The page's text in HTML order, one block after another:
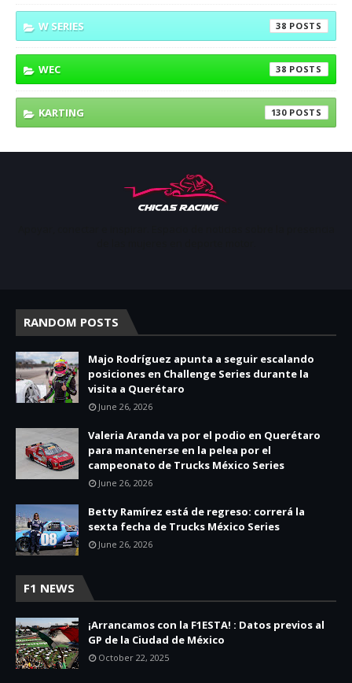
W SERIES 38
WEC 38
KARTING 130
RANDOM POSTS
Majo Rodríguez apunta a seguir escalando
posiciones en Challenge Series durante la
visita a Querétaro
June 26, 2026
Valeria Aranda va por el podio en Querétaro
para mantenerse en la pelea por el
campeonato de Trucks México Series
June 26, 2026
Betty Ramírez está de regreso: correrá la
sexta fecha de Trucks México Series
June 26, 2026
F1 NEWS
¡Arrancamos con la F1ESTA! : Datos previos al
GP de la Ciudad de México
October 22, 2025